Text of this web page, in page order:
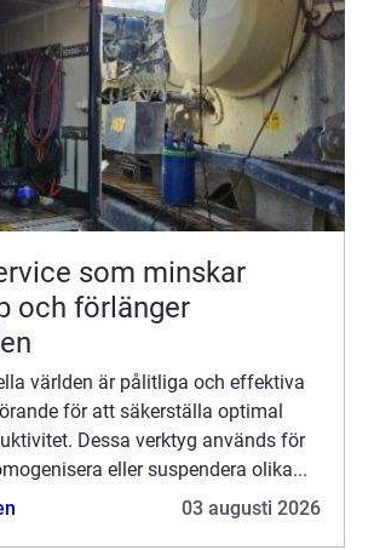
som minskar
och förlänger
världen är pålitliga och effektiva
för att säkerställa optimal
Dessa verktyg används för
eller suspendera olika...
03 augusti 2026